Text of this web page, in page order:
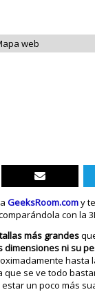
web
aGeeksRoom.comy
con la
más grandes
dimensiones ni su
se ve todo
un poco más